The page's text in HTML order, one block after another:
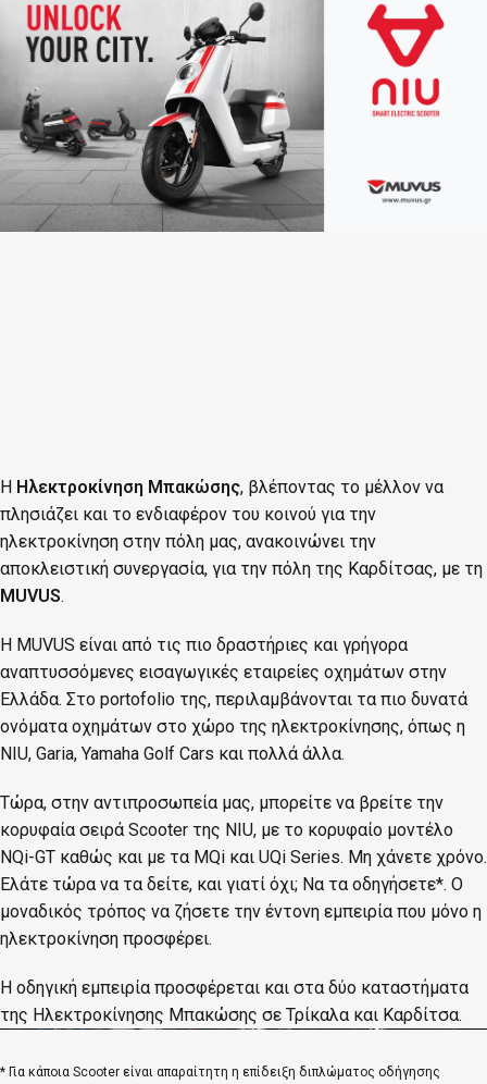
Η Ηλεκτροκίνηση Μπακώσης, βλέποντας το μέλλον να
πλησιάζει και το ενδιαφέρον του κοινού για την
ηλεκτροκίνηση στην πόλη μας, ανακοινώνει την
αποκλειστική συνεργασία, για την πόλη της Καρδίτσας, με τη
MUVUS.
H MUVUS είναι από τις πιο δραστήριες και γρήγορα
αναπτυσσόμενες εισαγωγικές εταιρείες οχημάτων στην
Ελλάδα. Στο portofolio της, περιλαμβάνονται τα πιο δυνατά
ονόματα οχημάτων στο χώρο της ηλεκτροκίνησης, όπως η
NIU, Garia, Yamaha Golf Cars και πολλά άλλα.
Τώρα, στην αντιπροσωπεία μας, μπορείτε να βρείτε την
κορυφαία σειρά Scooter της NIU, με το κορυφαίο μοντέλο
NQi-GT καθώς και με τα MQi και UQi Series. Μη χάνετε χρόνο.
Ελάτε τώρα να τα δείτε, και γιατί όχι; Να τα οδηγήσετε*. Ο
μοναδικός τρόπος να ζήσετε την έντονη εμπειρία που μόνο η
ηλεκτροκίνηση προσφέρει.
Η οδηγική εμπειρία προσφέρεται και στα δύο καταστήματα
της Ηλεκτροκίνησης Μπακώσης σε Τρίκαλα και Καρδίτσα.
* Για κάποια Scooter είναι απαραίτητη η επίδειξη διπλώματος οδήγησης